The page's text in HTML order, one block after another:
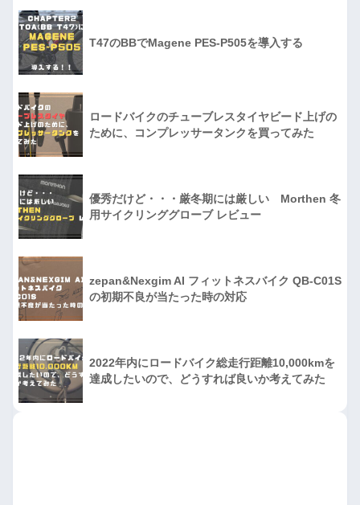
T47のBBでMagene PES-P505を導入する
ロードバイクのチューブレスタイヤビード上げの
ために、コンプレッサータンクを買ってみた
優秀だけど・・・厳冬期には厳しい Morthen 冬
用サイクリンググローブ レビュー
zepan&Nexgim AI フィットネスバイク QB-C01S
の初期不良が当たった時の対応
2022年内にロードバイク総走行距離10,000kmを
達成したいので、どうすれば良いか考えてみた